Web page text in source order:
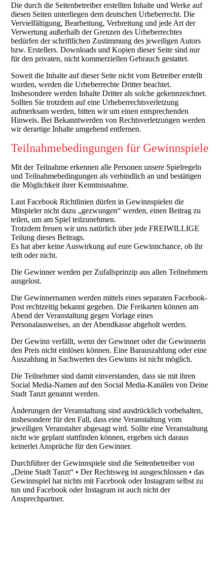
Die durch die Seitenbetreiber erstellten Inhalte und Werke auf
diesen Seiten unterliegen dem deutschen Urheberrecht. Die
Vervielfältigung, Bearbeitung, Verbreitung und jede Art der
Verwertung außerhalb der Grenzen des Urheberrechtes
bedürfen der schriftlichen Zustimmung des jeweiligen Autors
bzw. Erstellers. Downloads und Kopien dieser Seite sind nur
für den privaten, nicht kommerziellen Gebrauch gestattet.
Soweit die Inhalte auf dieser Seite nicht vom Betreiber erstellt
wurden, werden die Urheberrechte Dritter beachtet.
Insbesondere werden Inhalte Dritter als solche gekennzeichnet.
Sollten Sie trotzdem auf eine Urheberrechtsverletzung
aufmerksam werden, bitten wir um einen entsprechenden
Hinweis. Bei Bekanntwerden von Rechtsverletzungen werden
wir derartige Inhalte umgehend entfernen.
Teilnahmebedingungen für Gewinnspiele
Mit der Teilnahme erkennen alle Personen unsere Spielregeln
und Teilnahmebedingungen als verbindlich an und bestätigen
die Möglichkeit ihrer Kenntnisnahme.
Laut Facebook Richtlinien dürfen in Gewinnspielen die
Mitspieler nicht dazu „gezwungen“ werden, einen Beitrag zu
teilen, um am Spiel teilzunehmen.
Trotzdem freuen wir uns natürlich über jede FREIWILLIGE
Teilung dieses Beitrags.
Es hat aber keine Auswirkung auf eure Gewinnchance, ob ihr
teilt oder nicht.
Die Gewinner werden per Zufallsprinzip aus allen Teilnehmern
ausgelost.
Die Gewinnernamen werden mittels eines separaten Facebook-
Post rechtzeitig bekannt gegeben. Die Freikarten können am
Abend der Veranstaltung gegen Vorlage eines
Personalausweises, an der Abendkasse abgeholt werden.
Der Gewinn verfällt, wenn der Gewinner oder die Gewinnerin
den Preis nicht einlösen können. Eine Barauszahlung oder eine
Auszahlung in Sachwerten des Gewinns ist nicht möglich.
Die Teilnehmer sind damit einverstanden, dass sie mit ihren
Social Media-Namen auf den Social Media-Kanälen von Deine
Stadt Tanzt genannt werden.
Änderungen der Veranstaltung sind ausdrücklich vorbehalten,
insbesondere für den Fall, dass eine Veranstaltung vom
jeweiligen Veranstalter abgesagt wird. Sollte eine Veranstaltung
nicht wie geplant stattfinden können, ergeben sich daraus
keinerlei Ansprüche für den Gewinner.
Durchführer der Gewinnspiele sind die Seitenbetreiber von
„Deine Stadt Tanzt“ • Der Rechtsweg ist ausgeschlossen • das
Gewinnspiel hat nichts mit Facebook oder Instagram selbst zu
tun und Facebook oder Instagram ist auch nicht der
Ansprechpartner.